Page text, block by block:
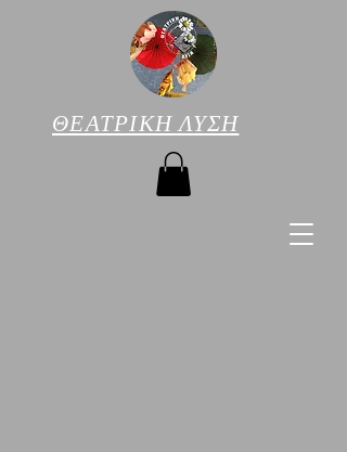
ΘΕΑΤΡΙΚΗ ΛΥΣΗ